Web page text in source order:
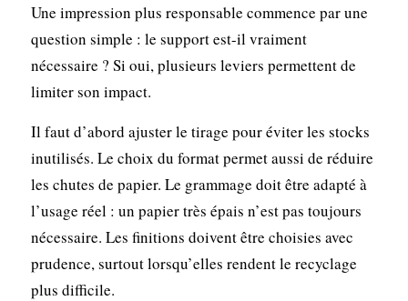
Une impression plus responsable commence par une
question simple : le support est-il vraiment
nécessaire ? Si oui, plusieurs leviers permettent de
limiter son impact.
Il faut d’abord ajuster le tirage pour éviter les stocks
inutilisés. Le choix du format permet aussi de réduire
les chutes de papier. Le grammage doit être adapté à
l’usage réel : un papier très épais n’est pas toujours
nécessaire. Les finitions doivent être choisies avec
prudence, surtout lorsqu’elles rendent le recyclage
plus difficile.